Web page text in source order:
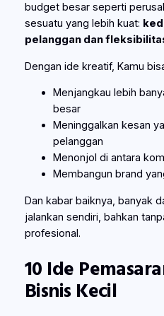
budget besar seperti
sesuatu yang lebih kuat:
pelanggan dan
Dengan ide kreatif, Kamu
Menjangkau lebih
besar
Meninggalkan kesan
pelanggan
Menonjol di antara
Membangun brand
Dan kabar baiknya, banyak
jalankan sendiri, bahkan
profesional.
10 Ide
Bisnis Kecil